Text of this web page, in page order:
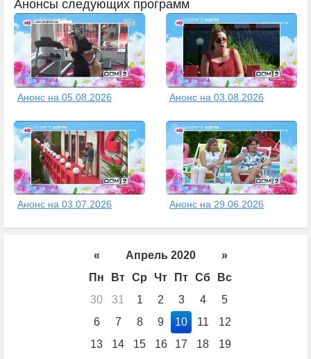
Анонс на 05.08.2026 Анонс на 03.08.2026
Анонс на 03.07.2026 Анонс на 29.06.2026
« Апрель 2020
»
Пн
Вт Ср Чт Пт Сб
Вс
30
31 1 2 3 4
5
6
7 8 9 10 11
12
13
14 15 16 17 18 19